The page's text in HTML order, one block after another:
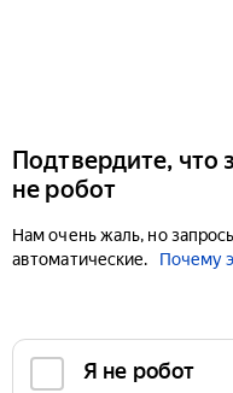
Подтвердите, что
не робот
Нам очень жаль, но
автоматические.
Почему